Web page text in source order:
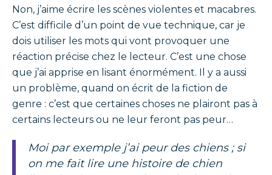
Non, j’aime écrire les scènes violentes et macabres.
C’est difficile d’un point de vue technique, car je
dois utiliser les mots qui vont provoquer une
réaction précise chez le lecteur. C’est une chose
que j’ai apprise en lisant énormément. Il y a aussi
un problème, quand on écrit de la fiction de
genre : c’est que certaines choses ne plairont pas à
certains lecteurs ou ne leur feront pas peur…
Moi par exemple j’ai peur des chiens ; si
on me fait lire une histoire de chien